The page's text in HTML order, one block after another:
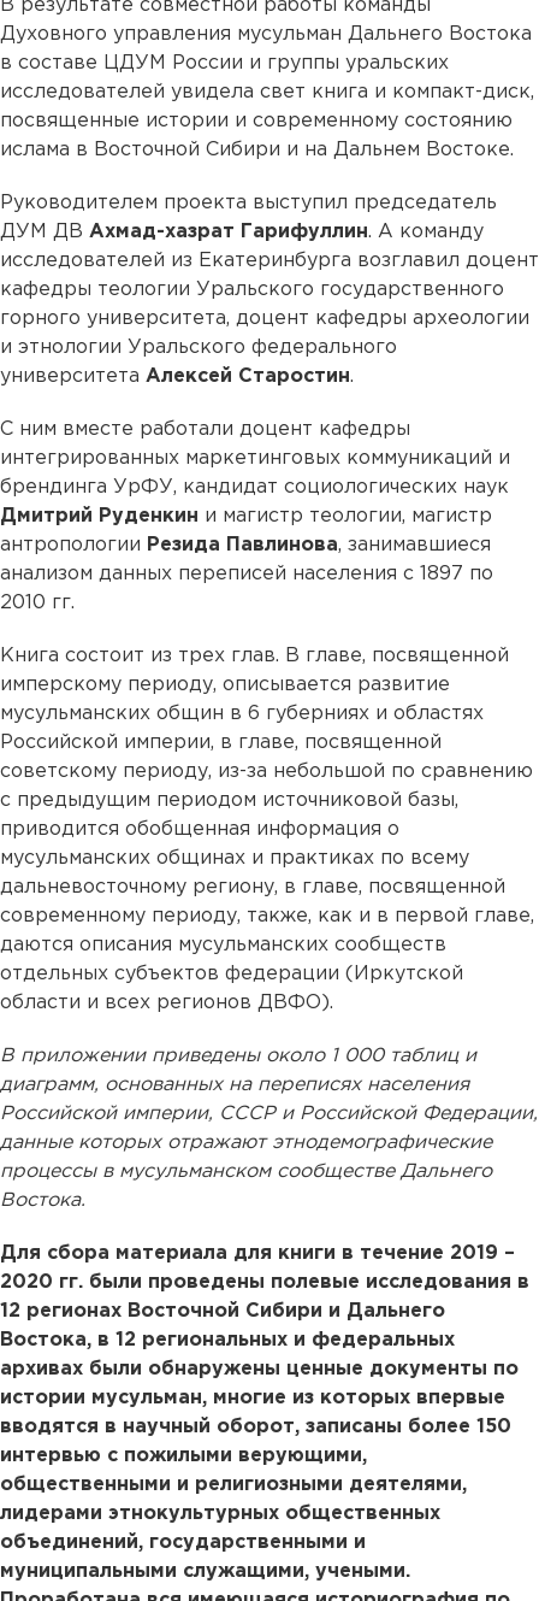
В результате совместной работы команды
Духовного управления мусульман Дальнего Востока
в составе ЦДУМ России и группы уральских
исследователей увидела свет книга и компакт-диск,
посвященные истории и современному состоянию
ислама в Восточной Сибири и на Дальнем Востоке.
Руководителем проекта выступил председатель
ДУМ ДВ Ахмад-хазрат Гарифуллин. А команду
исследователей из Екатеринбурга возглавил доцент
кафедры теологии Уральского государственного
горного университета, доцент кафедры археологии
и этнологии Уральского федерального
университета Алексей Старостин.
С ним вместе работали доцент кафедры
интегрированных маркетинговых коммуникаций и
брендинга УрФУ, кандидат социологических наук
Дмитрий Руденкин и магистр теологии, магистр
антропологии Резида Павлинова, занимавшиеся
анализом данных переписей населения с 1897 по
2010 гг.
Книга состоит из трех глав. В главе, посвященной
имперскому периоду, описывается развитие
мусульманских общин в 6 губерниях и областях
Российской империи, в главе, посвященной
советскому периоду, из-за небольшой по сравнению
с предыдущим периодом источниковой базы,
приводится обобщенная информация о
мусульманских общинах и практиках по всему
дальневосточному региону, в главе, посвященной
современному периоду, также, как и в первой главе,
даются описания мусульманских сообществ
отдельных субъектов федерации (Иркутской
области и всех регионов ДВФО).
В приложении приведены около 1 000 таблиц и
диаграмм, основанных на переписях населения
Российской империи, СССР и Российской Федерации,
данные которых отражают этнодемографические
процессы в мусульманском сообществе Дальнего
Востока.
Для сбора материала для книги в течение 2019 –
2020 гг. были проведены полевые исследования в
12 регионах Восточной Сибири и Дальнего
Востока, в 12 региональных и федеральных
архивах были обнаружены ценные документы по
истории мусульман, многие из которых впервые
вводятся в научный оборот, записаны более 150
интервью с пожилыми верующими,
общественными и религиозными деятелями,
лидерами этнокультурных общественных
объединений, государственными и
муниципальными служащими, учеными.